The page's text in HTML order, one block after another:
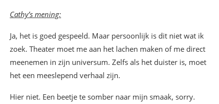
Cathy’s mening:
Ja, het is goed gespeeld. Maar persoonlijk is dit niet wat ik
zoek. Theater moet me aan het lachen maken of me direct
meenemen in zijn universum. Zelfs als het duister is, moet
het een meeslepend verhaal zijn.
Hier niet. Een beetje te somber naar mijn smaak, sorry.